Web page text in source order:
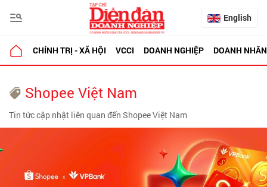
English
CHÍNH TRỊ - XÃ HỘI VCCI DOANH NGHIỆP DOANH NHÂN
Shopee Việt Nam
Tin tức cập nhật liên quan đến Shopee Việt Nam